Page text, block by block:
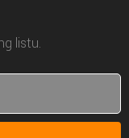
listu.